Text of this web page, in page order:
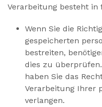
Verarbeitung besteht in
Wenn Sie die
gespeicherten
bestreiten,
dies zu
haben Sie das
Verarbeitung Ihrer
verlangen.